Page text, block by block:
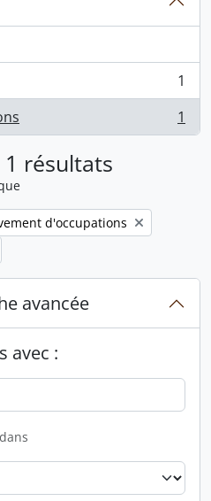
1
1
résultats
filter:d'occupations
avancée
avec :
dans